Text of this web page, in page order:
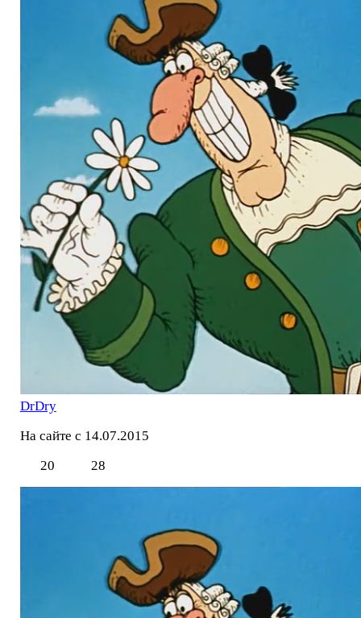
DrDry
На сайте с 14.07.2015
20
28